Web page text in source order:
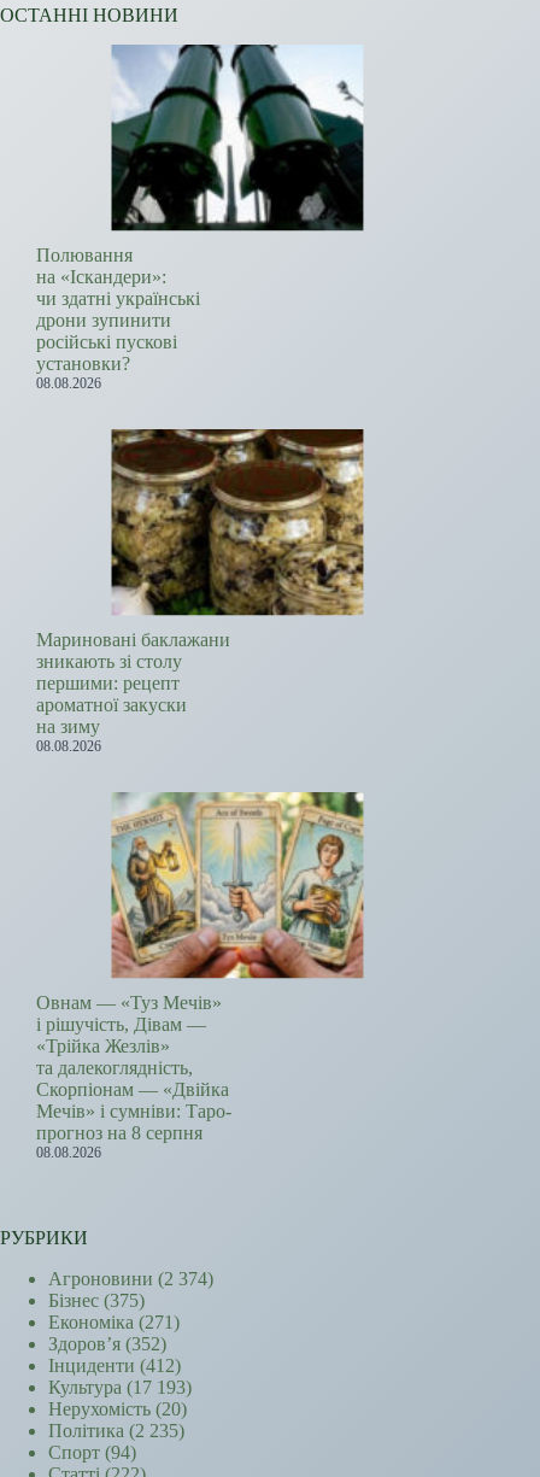
ОСТАННІ НОВИНИ
Полювання
на «Іскандери»:
чи здатні українські
дрони зупинити
російські пускові
установки?
08.08.2026
Мариновані баклажани
зникають зі столу
першими: рецепт
ароматної закуски
на зиму
08.08.2026
Овнам — «Туз Мечів»
і рішучість, Дівам —
«Трійка Жезлів»
та далекоглядність,
Скорпіонам — «Двійка
Мечів» і сумніви: Таро-
прогноз на 8 серпня
08.08.2026
РУБРИКИ
Агроновини (2 374)
Бізнес (375)
Економіка (271)
Здоров’я (352)
Інциденти (412)
Культура (17 193)
Нерухомість (20)
Політика (2 235)
Спорт (94)